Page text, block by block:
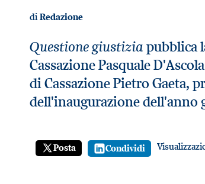
di Redazione
Questione giustizia pubblica
Cassazione Pasquale
di Cassazione Pietro Gaeta,
dell'inaugurazione dell'anno
Posta Condividi